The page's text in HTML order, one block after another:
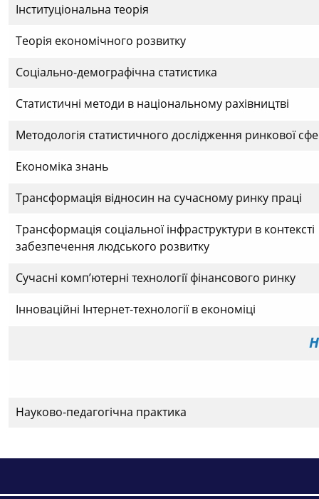
Інституціональна теорія
Теорія економічного розвитку
Соціально-демографічна статистика
Статистичні методи в національному рахівництві
Методологія статистичного дослідження ринкової
Економіка знань
Трансформація відносин на сучасному ринку праці
Трансформація соціальної інфраструктури в контексті
забезпечення людського розвитку
Сучасні комп’ютерні технології фінансового ринку
Інноваційні Інтернет-технології в економіці
Науково-педагогічна практика